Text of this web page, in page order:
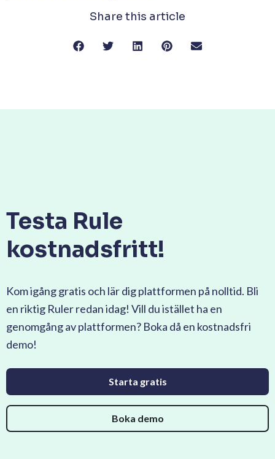
Share this article
Testa Rule
kostnadsfritt!
Kom igång gratis och lär dig plattformen på nolltid. Bli
en riktig Ruler redan idag! Vill du istället ha en
genomgång av plattformen? Boka då en kostnadsfri
demo!
Starta gratis
Boka demo